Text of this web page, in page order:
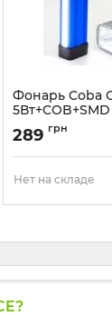
Фонарь Coba
5Вт+COB+SMD
Артикул:CB-888
289 грн
Нет на складе